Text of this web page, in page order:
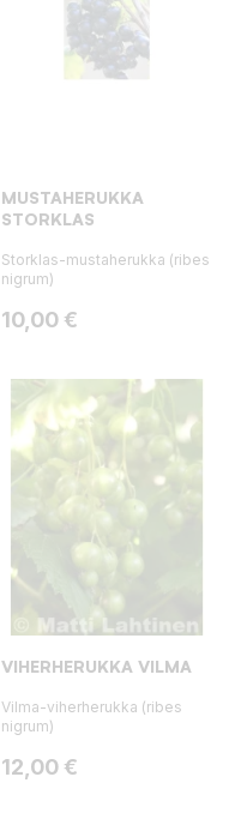
MUSTAHERUKKA
STORKLAS
Storklas-mustaherukka (ribes
nigrum)
Hinta
10,00 €
VIHERHERUKKA VILMA
Vilma-viherherukka (ribes
nigrum)
Hinta
12,00 €